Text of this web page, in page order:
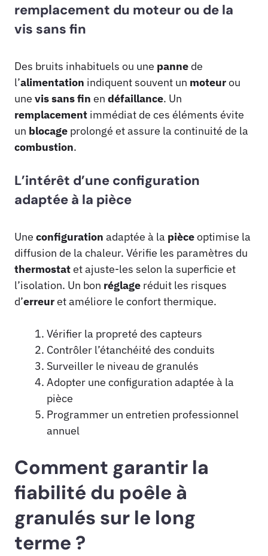
remplacement du moteur ou de la
vis sans fin
Des bruits inhabituels ou une panne de
l’alimentation indiquent souvent un moteurou
une vis sans fin en défaillance. Un
remplacement immédiat de ces éléments évite
un blocage prolongé et assure la continuité de la
combustion.
L’intérêt d’une configuration
adaptée à la pièce
Une configuration adaptée à la pièceoptimise la
diffusion de la chaleur. Vérifie les paramètres du
thermostatet ajuste-les selon la superficie et
l’isolation. Un bon réglage réduit les risques
d’erreuret améliore le confort thermique.
Vérifier la propreté des capteurs
Contrôler l’étanchéité des conduits
Surveiller le niveau de granulés
Adopter une configuration adaptée à la
pièce
Programmer un entretien professionnel
annuel
Comment garantir la
fiabilité du poêle à
granulés sur le long
terme ?